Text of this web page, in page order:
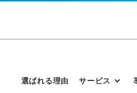
選ばれる理由 サービス